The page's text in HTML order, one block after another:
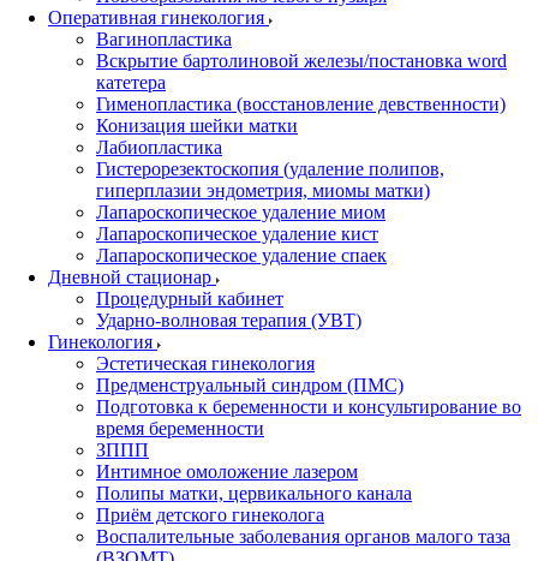
Оперативная гинекология
Вагинопластика
Вскрытие бартолиновой железы/постановка word
катетера
Гименопластика (восстановление девственности)
Конизация шейки матки
Лабиопластика
Гистерорезектоскопия (удаление полипов,
гиперплазии эндометрия, миомы матки)
Лапароскопическое удаление миом
Лапароскопическое удаление кист
Лапароскопическое удаление спаек
Дневной стационар
Процедурный кабинет
Ударно-волновая терапия (УВТ)
Гинекология
Эстетическая гинекология
Предменструальный синдром (ПМС)
Подготовка к беременности и консультирование во
время беременности
ЗППП
Интимное омоложение лазером
Полипы матки, цервикального канала
Приём детского гинеколога
Воспалительные заболевания органов малого таза